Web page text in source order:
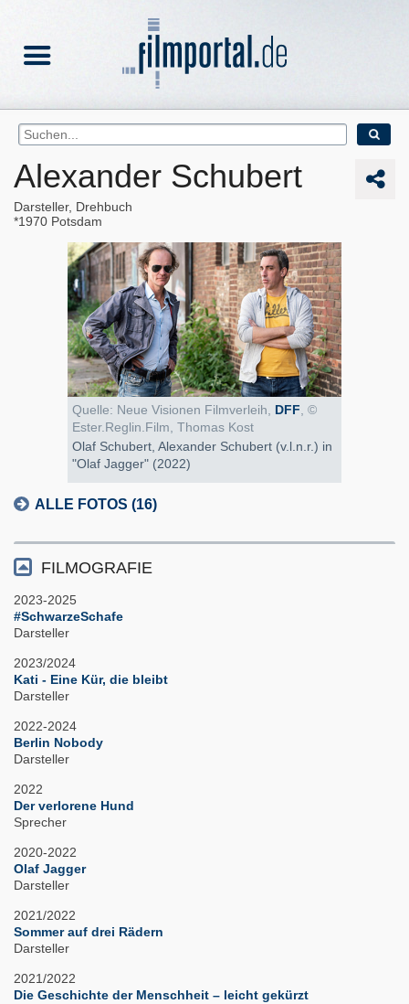
Alexander Schubert
Darsteller, Drehbuch
1970 Potsdam
Quelle: Neue Visionen Filmverleih, DFF , ©
Ester.Reglin.Film, Thomas Kost
Olaf Schubert, Alexander Schubert (v.l.n.r.) in
"Olaf Jagger" (2022)
ALLE FOTOS (16)
FILMOGRAFIE
2023-2025
#SchwarzeSchafe
Darsteller
2023/2024
Kati - Eine Kür, die bleibt
Darsteller
2022-2024
Berlin Nobody
Darsteller
2022
Der verlorene Hund
Sprecher
2020-2022
Olaf Jagger
Darsteller
2021/2022
Sommer auf drei Rädern
Darsteller
2021/2022
Die Geschichte der Menschheit – leicht gekürzt